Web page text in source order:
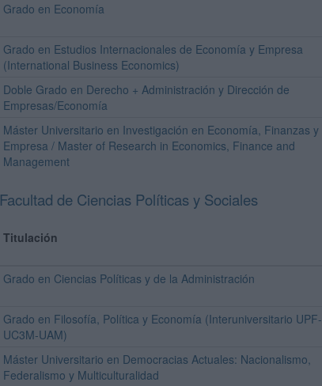
Grado en Economía
Grado en Estudios Internacionales de Economía y Empresa
(International Business Economics)
Doble Grado en Derecho + Administración y Dirección de
Empresas/Economía
Máster Universitario en Investigación en Economía, Finanzas y
Empresa / Master of Research in Economics, Finance and
Management
Facultad de Ciencias Políticas y Sociales
Titulación
Grado en Ciencias Políticas y de la Administración
Grado en Filosofía, Política y Economía (Interuniversitario UPF-
UC3M-UAM)
Máster Universitario en Democracias Actuales: Nacionalismo,
Federalismo y Multiculturalidad